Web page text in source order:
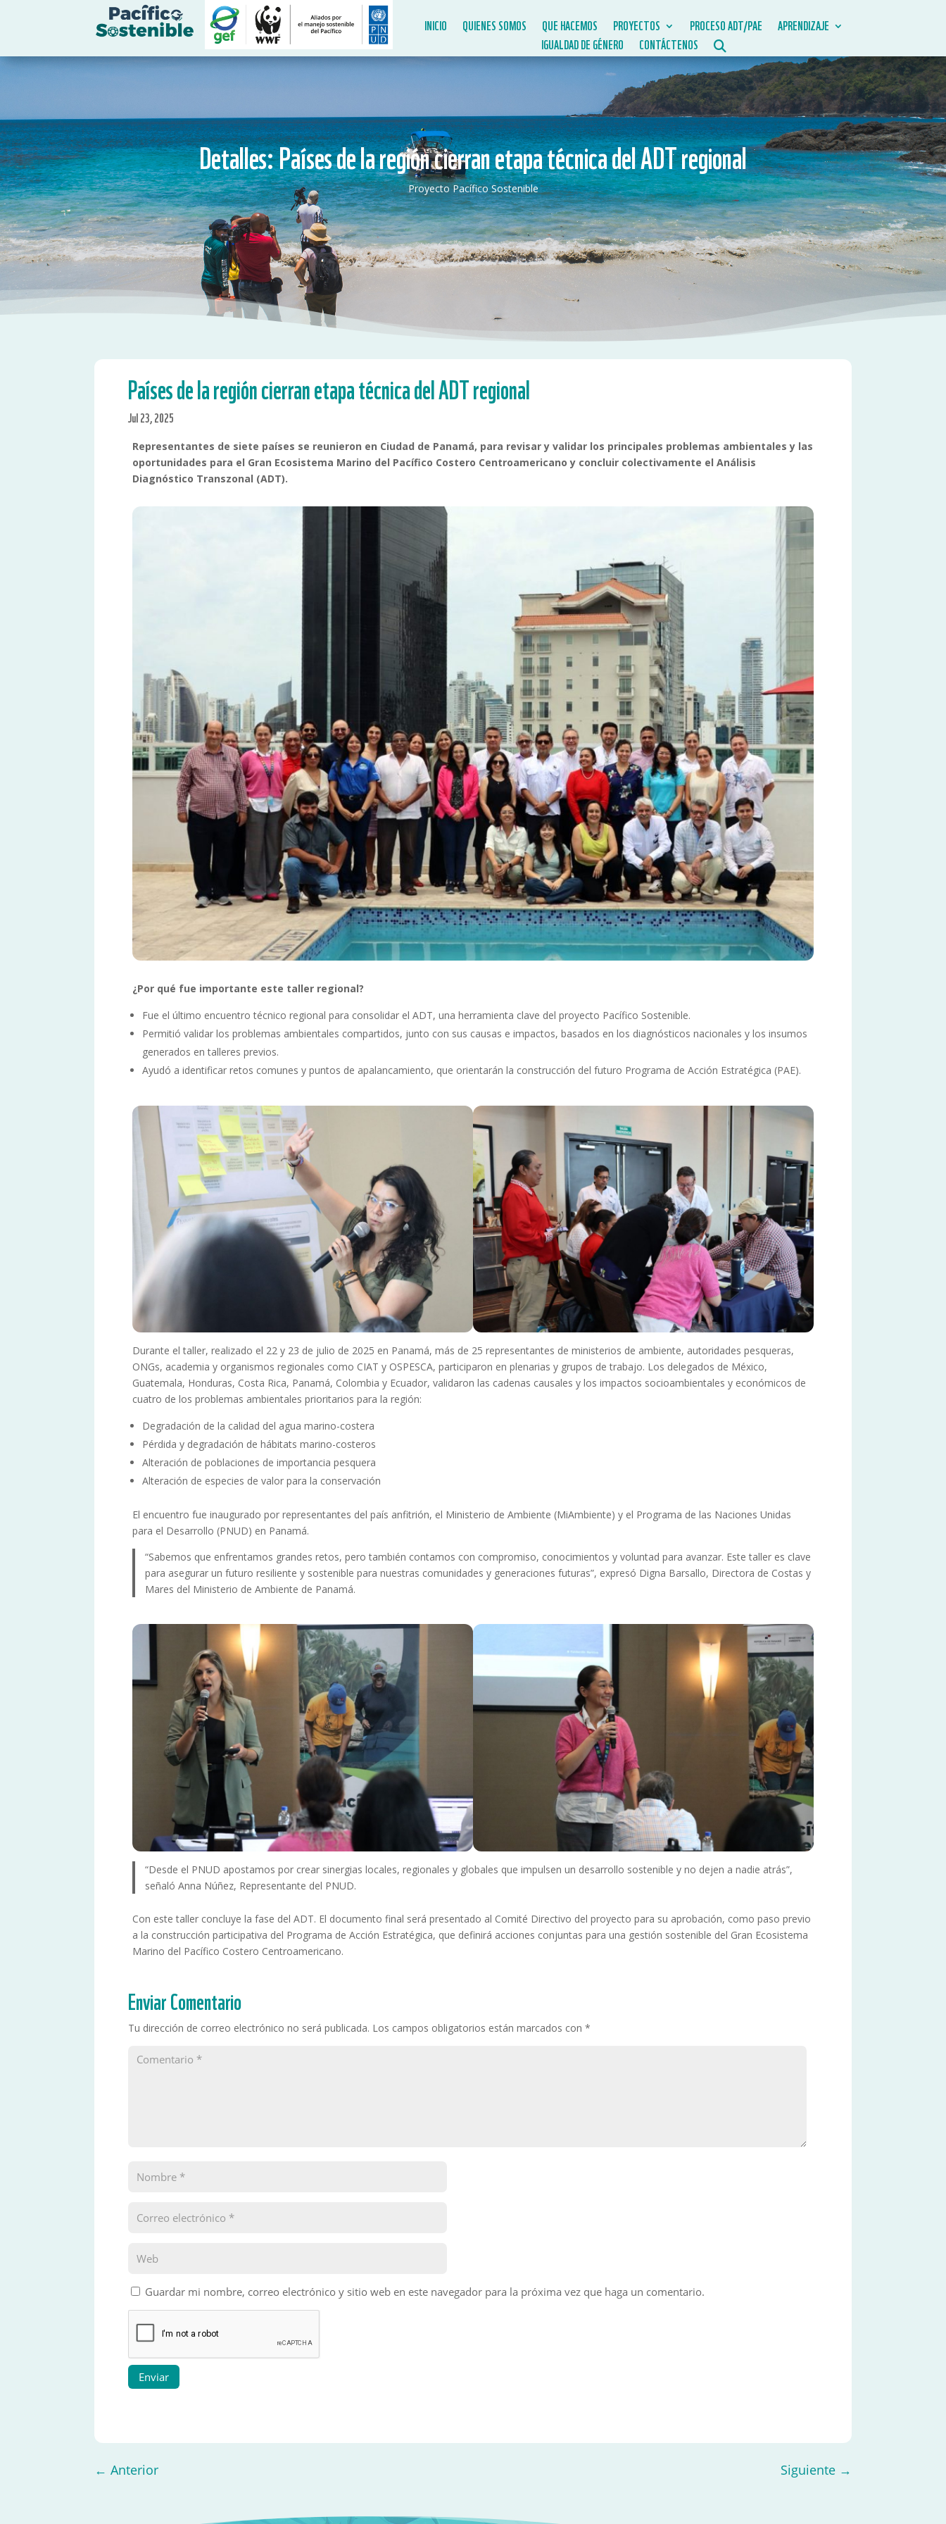
INICIO QUIENES SOMOS QUE HACEMOS PROYECTOS PROCESO ADT/PAE
APRENDIZAJE
IGUALDAD DE GÉNERO
CONTÁCTENOS
Detalles: Países de la región cierran etapa técnica del ADT regional
Proyecto Pacífico Sostenible
Países de la región cierran etapa técnica del ADT regional
Jul 23, 2025
Representantes de siete países se reunieron en Ciudad de Panamá, para revisar y validar los principales problemas ambientales y las
oportunidades para el Gran Ecosistema Marino del Pacífico Costero Centroamericano y concluir colectivamente el Análisis
Diagnóstico Transzonal (ADT).
¿Por qué fue importante este taller regional?
Fue el último encuentro técnico regional para consolidar el ADT, una herramienta clave del proyecto Pacífico Sostenible.
Permitió validar los problemas ambientales compartidos, junto con sus causas e impactos, basados en los diagnósticos nacionales y los insumos
generados en talleres previos.
Ayudó a identificar retos comunes y puntos de apalancamiento, que orientarán la construcción del futuro Programa de Acción Estratégica (PAE).
Durante el taller, realizado el 22 y 23 de julio de 2025 en Panamá, más de 25 representantes de ministerios de ambiente, autoridades pesqueras,
ONGs, academia y organismos regionales como CIAT y OSPESCA, participaron en plenarias y grupos de trabajo. Los delegados de México,
Guatemala, Honduras, Costa Rica, Panamá, Colombia y Ecuador, validaron las cadenas causales y los impactos socioambientales y económicos de
cuatro de los problemas ambientales prioritarios para la región:
Degradación de la calidad del agua marino-costera
Pérdida y degradación de hábitats marino-costeros
Alteración de poblaciones de importancia pesquera
Alteración de especies de valor para la conservación
El encuentro fue inaugurado por representantes del país anfitrión, el Ministerio de Ambiente (MiAmbiente) y el Programa de las Naciones Unidas
para el Desarrollo (PNUD) en Panamá.
“Sabemos que enfrentamos grandes retos, pero también contamos con compromiso, conocimientos y voluntad para avanzar. Este taller es clave
para asegurar un futuro resiliente y sostenible para nuestras comunidades y generaciones futuras”, expresó Digna Barsallo, Directora de Costas y
Mares del Ministerio de Ambiente de Panamá.
“Desde el PNUD apostamos por crear sinergias locales, regionales y globales que impulsen un desarrollo sostenible y no dejen a nadie atrás”,
señaló Anna Núñez, Representante del PNUD.
Con este taller concluye la fase del ADT. El documento final será presentado al Comité Directivo del proyecto para su aprobación, como paso previo
a la construcción participativa del Programa de Acción Estratégica, que definirá acciones conjuntas para una gestión sostenible del Gran Ecosistema
Marino del Pacífico Costero Centroamericano.
Enviar Comentario
Tu dirección de correo electrónico no será publicada. Los campos obligatorios están marcados con*
Guardar mi nombre, correo electrónico y sitio web en este navegador para la próxima vez que haga un comentario.
Enviar
←Anterior Siguiente→